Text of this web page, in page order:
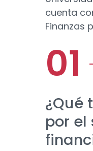
cuenta
Finanzas
¿Qué
por el